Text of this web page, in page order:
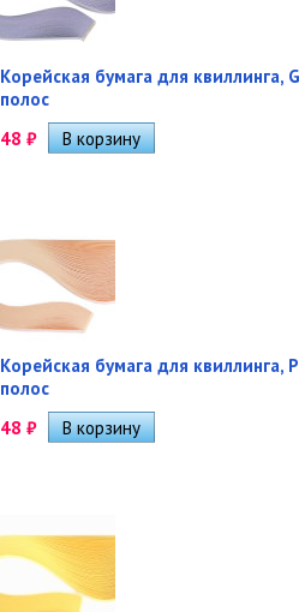
Корейская бумага для
полос
48 ₽
Корейская бумага для
полос
48 ₽